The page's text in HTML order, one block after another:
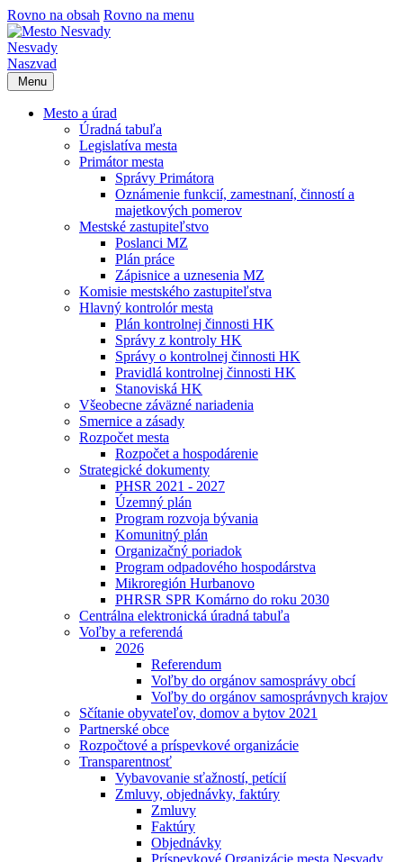
Rovno na obsah Rovno na menu
Nesvady
Naszvad
Menu
Mesto a úrad
Úradná tabuľa
Legislatíva mesta
Primátor mesta
Správy Primátora
Oznámenie funkcií, zamestnaní, činností a
majetkových pomerov
Mestské zastupiteľstvo
Poslanci MZ
Plán práce
Zápisnice a uznesenia MZ
Komisie mestského zastupiteľstva
Hlavný kontrolór mesta
Plán kontrolnej činnosti HK
Správy z kontroly HK
Správy o kontrolnej činnosti HK
Pravidlá kontrolnej činnosti HK
Stanoviská HK
Všeobecne záväzné nariadenia
Smernice a zásady
Rozpočet mesta
Rozpočet a hospodárenie
Strategické dokumenty
PHSR 2021 - 2027
Územný plán
Program rozvoja bývania
Komunitný plán
Organizačný poriadok
Program odpadového hospodárstva
Mikroregión Hurbanovo
PHRSR SPR Komárno do roku 2030
Centrálna elektronická úradná tabuľa
Voľby a referendá
2026
Referendum
Voľby do orgánov samosprávy obcí
Voľby do orgánov samosprávnych krajov
Sčítanie obyvateľov, domov a bytov 2021
Partnerské obce
Rozpočtové a príspevkové organizácie
Transparentnosť
Vybavovanie sťažností, petícií
Zmluvy, objednávky, faktúry
Zmluvy
Faktúry
Objednávky
Príspevkové Organizácie mesta Nesvady